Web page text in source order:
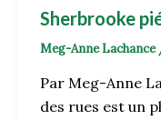
Sherbrooke
Meg-Anne Lachance
Par Meg-Anne
des rues est un